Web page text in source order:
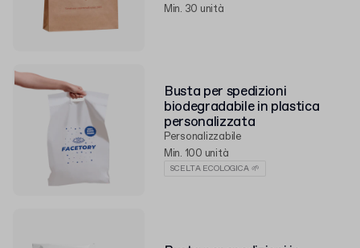
Min. 30 unità
Busta per spedizioni
biodegradabile in plastica
personalizzata
Personalizzabile
Min. 100 unità
SCELTA ECOLOGICA 🌱